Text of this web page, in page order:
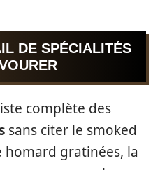
DE SPÉCIALITÉS
complète des
sans citer le smoked
homard gratinées, la